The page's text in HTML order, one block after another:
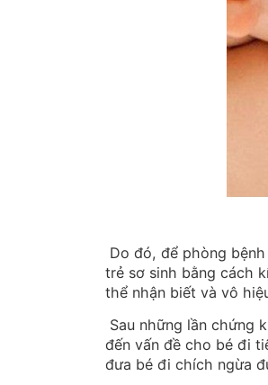
Do đó, để phòng
trẻ sơ sinh bằng cách
thể nhận biết và vô
Sau những lần chứng
đến vấn đề cho bé đi
đưa bé đi chích ngừa